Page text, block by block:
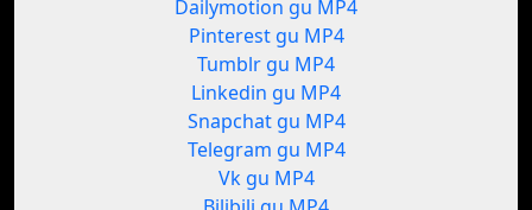
Dailymotion gu MP4
Pinterest gu MP4
Tumblr gu MP4
Linkedin gu MP4
Snapchat gu MP4
Telegram gu MP4
Vk gu MP4